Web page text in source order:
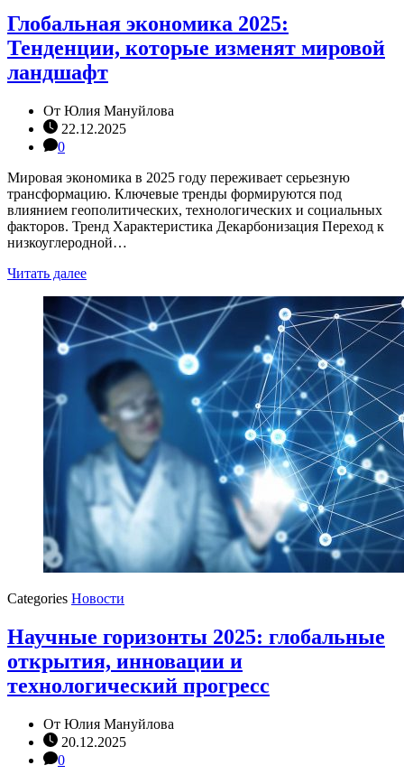
Глобальная экономика 2025:
Тенденции, которые изменят мировой
ландшафт
От Юлия Мануйлова
22.12.2025
0
Мировая экономика в 2025 году переживает серьезную
трансформацию. Ключевые тренды формируются под
влиянием геополитических, технологических и социальных
факторов. Тренд Характеристика Декарбонизация Переход к
низкоуглеродной…
Читать далее
Categories Новости
Научные горизонты 2025: глобальные
открытия, инновации и
технологический прогресс
От Юлия Мануйлова
20.12.2025
0